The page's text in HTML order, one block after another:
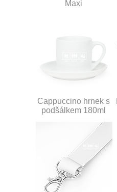
Maxi
Cappuccino hrnek s
podšálkem 180ml